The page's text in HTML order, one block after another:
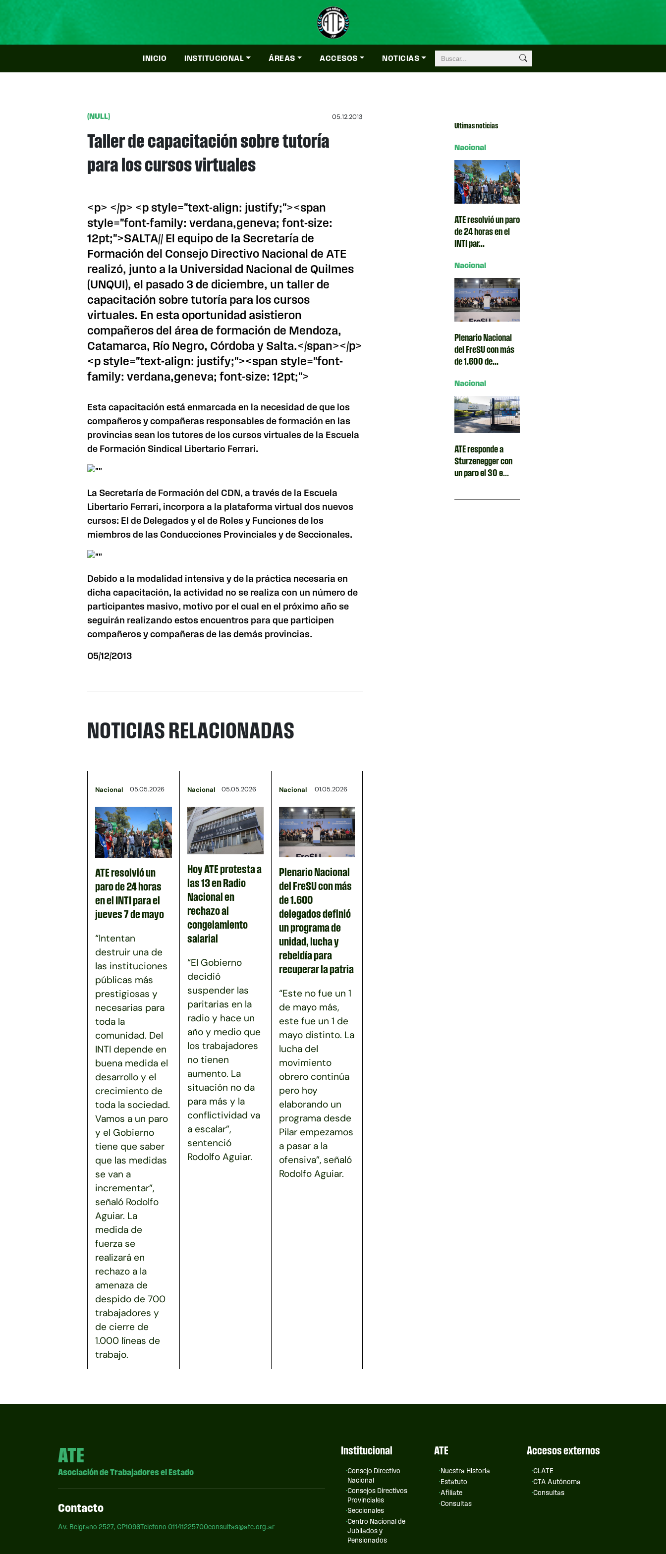
INICIO INSTITUCIONAL ÁREAS ACCESOS NOTICIAS
(NULL) 05.12.2013
Taller de capacitación sobre tutoría
para los cursos virtuales
<p> </p> <p style="text-align: justify;"><span
style="font-family: verdana,geneva; font-size:
12pt;">SALTA// El equipo de la Secretaría de
Formación del Consejo Directivo Nacional de ATE
realizó, junto a la Universidad Nacional de Quilmes
(UNQUI), el pasado 3 de diciembre, un taller de
capacitación sobre tutoría para los cursos
virtuales. En esta oportunidad asistieron
compañeros del área de formación de Mendoza,
Catamarca, Río Negro, Córdoba y Salta.</span></p>
<p style="text-align: justify;"><span style="font-
family: verdana,geneva; font-size: 12pt;">
Esta capacitación está enmarcada en la necesidad de que los
compañeros y compañeras responsables de formación en las
provincias sean los tutores de los cursos virtuales de la Escuela
de Formación Sindical Libertario Ferrari.
La Secretaría de Formación del CDN, a través de la Escuela
Libertario Ferrari, incorpora a la plataforma virtual dos nuevos
cursos: El de Delegados y el de Roles y Funciones de los
miembros de las Conducciones Provinciales y de Seccionales.
Debido a la modalidad intensiva y de la práctica necesaria en
dicha capacitación, la actividad no se realiza con un número de
participantes masivo, motivo por el cual en el próximo año se
seguirán realizando estos encuentros para que participen
compañeros y compañeras de las demás provincias.
05/12/2013
NOTICIAS RELACIONADAS
Nacional 05.05.2026
ATE resolvió un
paro de 24 horas
en el INTI para el
jueves 7 de mayo
“Intentan
destruir una de
las instituciones
públicas más
prestigiosas y
necesarias para
toda la
comunidad. Del
INTI depende en
buena medida el
desarrollo y el
crecimiento de
toda la sociedad.
Vamos a un paro
y el Gobierno
tiene que saber
que las medidas
se van a
incrementar”,
señaló Rodolfo
Aguiar. La
medida de
fuerza se
realizará en
rechazo a la
amenaza de
despido de 700
trabajadores y
de cierre de
1.000 líneas de
trabajo.
Nacional 05.05.2026
Hoy ATE protesta a
las 13 en Radio
Nacional en
rechazo al
congelamiento
salarial
“El Gobierno
decidió
suspender las
paritarias en la
radio y hace un
año y medio que
los trabajadores
no tienen
aumento. La
situación no da
para más y la
conflictividad va
a escalar”,
sentenció
Rodolfo Aguiar.
Nacional 01.05.2026
Plenario Nacional
del FreSU con más
de 1.600
delegados definió
un programa de
unidad, lucha y
rebeldía para
recuperar la patria
“Este no fue un 1
de mayo más,
este fue un 1 de
mayo distinto. La
lucha del
movimiento
obrero continúa
pero hoy
elaborando un
programa desde
Pilar empezamos
a pasar a la
ofensiva”, señaló
Rodolfo Aguiar.
Ultimas noticias
Nacional
ATE resolvió un paro
de 24 horas en el
INTI par...
Nacional
Plenario Nacional
del FreSU con más
de 1.600 de...
Nacional
ATE responde a
Sturzenegger con
un paro el 30 e...
ATE
Asociación de Trabajadores el Estado
Contacto
Av. Belgrano 2527, CP1096Telefono 01141225700consultas@ate.org.ar
Institucional
Consejo Directivo
Nacional
Consejos Directivos
Provinciales
Seccionales
Centro Nacional de
Jubilados y
Pensionados
ATE
Nuestra Historia
Estatuto
Afiliate
Consultas
Accesos externos
CLATE
CTA Autónoma
Consultas